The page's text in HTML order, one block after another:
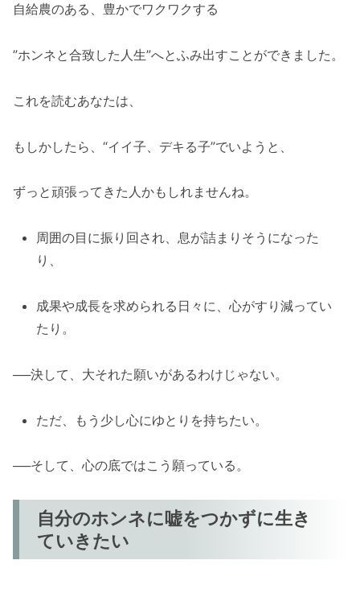
じゃあもう一度、聞かせてください
みませんか？
今なお忙しないこの社会の濁流から”半
自給農のある、豊かでワクワクする
”ホンネと合致した人生”へとふみ出すことができました。
これを読むあなたは、
もしかしたら、“イイ子、デキる子”でいようと、
ずっと頑張ってきた人かもしれませんね。
周囲の目に振り回され、息が詰まりそうになった
り、
成果や成長を求められる日々に、心がすり減ってい
たり。
──決して、大それた願いがあるわけじゃない。
ただ、もう少し心にゆとりを持ちたい。
──そして、心の底ではこう願っている。
自分のホンネに嘘をつかずに生き
ていきたい